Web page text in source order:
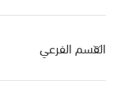
القسم الفرعي